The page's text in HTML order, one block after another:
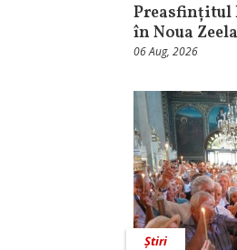
Preasfințitul
în Noua
06 Aug, 2026
Știri